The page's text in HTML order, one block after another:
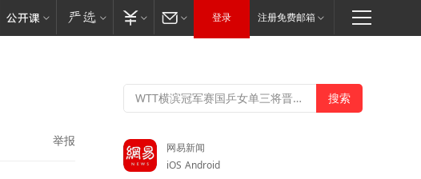
登录 注册免费邮箱
举报
网易新闻
iOS Android